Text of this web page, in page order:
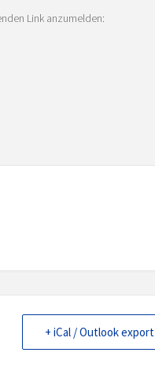
Link anzumelden:
+ iCal / Outlook export